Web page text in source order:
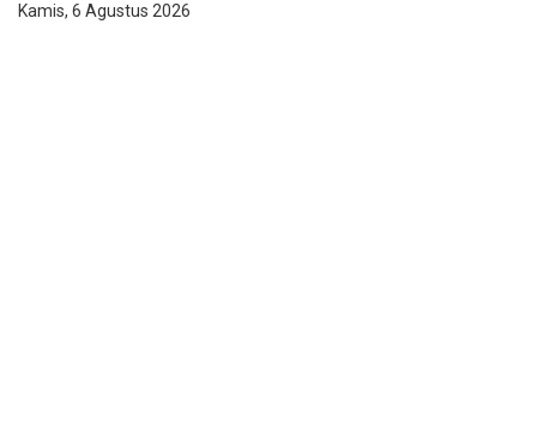
Kamis, 6 Agustus 2026